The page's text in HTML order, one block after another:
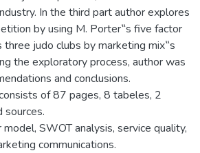
In the third part author explores
by using M. Porter‟s five factor
judo clubs by marketing mix‟s
the exploratory process, author was
and conclusions.
of 87 pages, 8 tabeles, 2
sources.
SWOT analysis, service quality,
communications.